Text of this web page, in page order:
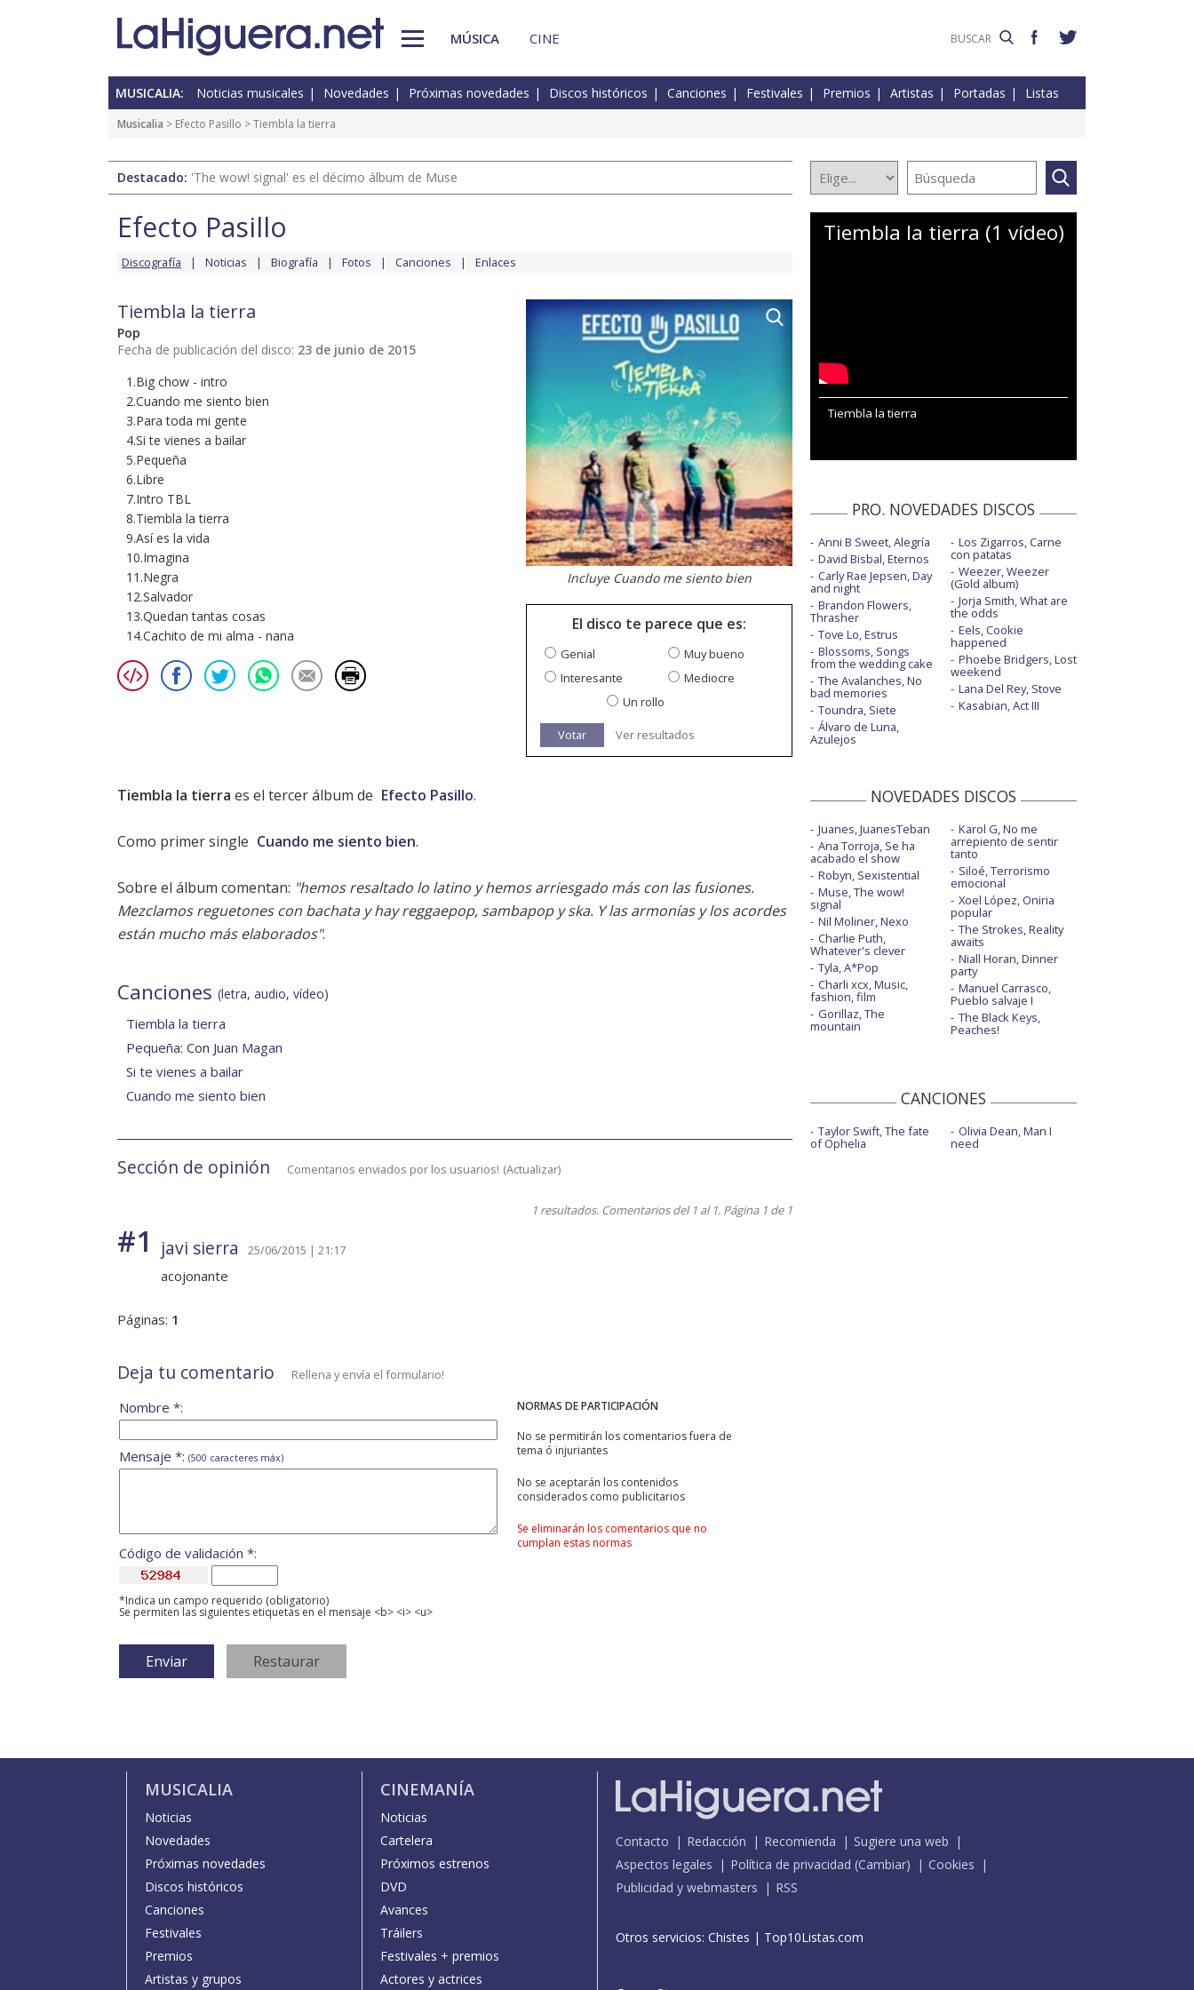
MÚSICA CINE
MUSICALIA: Noticias musicales Novedades Próximas novedades Discos históricos Canciones Festivales Premios Artistas Portadas Listas
Musicalia > Efecto Pasillo > Tiembla la tierra
Destacado: 'The wow! signal' es el décimo álbum de Muse
Efecto Pasillo
Discografía Noticias Biografía Fotos Canciones Enlaces
Tiembla la tierra
Pop
Fecha de publicación del disco: 23 de junio de 2015
1.Big chow - intro
2.Cuando me siento bien
3.Para toda mi gente
4.Si te vienes a bailar
5.Pequeña
6.Libre
7.Intro TBL
8.Tiembla la tierra
9.Así es la vida
10.Imagina
11.Negra
12.Salvador
13.Quedan tantas cosas
14.Cachito de mi alma - nana
Incluye Cuando me siento bien
El disco te parece que es:
Genial
Muy bueno
Interesante
Mediocre
Un rollo
Votar Ver resultados
Tiembla la tierra es el tercer álbum de Efecto Pasillo.
Como primer single Cuando me siento bien.
Sobre el álbum comentan: "hemos resaltado lo latino y hemos arriesgado más con las fusiones.
Mezclamos reguetones con bachata y hay reggaepop, sambapop y ska. Y las armonías y los acordes
están mucho más elaborados".
Canciones (letra, audio, vídeo)
Tiembla la tierra
Pequeña: Con Juan Magan
Si te vienes a bailar
Cuando me siento bien
Sección de opinión Comentarios enviados por los usuarios! (Actualizar)
1 resultados. Comentarios del 1 al 1. Página 1 de 1
#1 javi sierra 25/06/2015 | 21:17
acojonante
Páginas: 1
Deja tu comentario Rellena y envía el formulario!
NORMAS DE PARTICIPACIÓN
No se permitirán los comentarios fuera de
tema ó injuriantes
No se aceptarán los contenidos
considerados como publicitarios
Se eliminarán los comentarios que no
cumplan estas normas
Nombre *:
Mensaje *: (500 caracteres máx)
Código de validación *:
*Indica un campo requerido (obligatorio)
Se permiten las siguientes etiquetas en el mensaje <b> <i> <u>
Tiembla la tierra (1 vídeo)
Tiembla la tierra
PRO. NOVEDADES DISCOS
Anni B Sweet, Alegría
David Bisbal, Eternos
Carly Rae Jepsen, Day
and night
Brandon Flowers,
Thrasher
Tove Lo, Estrus
Blossoms, Songs
from the wedding cake
The Avalanches, No
bad memories
Toundra, Siete
Álvaro de Luna,
Azulejos
Los Zigarros, Carne
con patatas
Weezer, Weezer
(Gold album)
Jorja Smith, What are
the odds
Eels, Cookie
happened
Phoebe Bridgers, Lost
weekend
Lana Del Rey, Stove
Kasabian, Act III
NOVEDADES DISCOS
Juanes, JuanesTeban
Ana Torroja, Se ha
acabado el show
Robyn, Sexistential
Muse, The wow!
signal
Nil Moliner, Nexo
Charlie Puth,
Whatever's clever
Tyla, A*Pop
Charli xcx, Music,
fashion, film
Gorillaz, The
mountain
Karol G, No me
arrepiento de sentir
tanto
Siloé, Terrorismo
emocional
Xoel López, Oniria
popular
The Strokes, Reality
awaits
Niall Horan, Dinner
party
Manuel Carrasco,
Pueblo salvaje I
The Black Keys,
Peaches!
CANCIONES
Taylor Swift, The fate
of Ophelia
Olivia Dean, Man I
need
MUSICALIA
Noticias
Novedades
Próximas novedades
Discos históricos
Canciones
Festivales
Premios
Artistas y grupos
CINEMANÍA
Noticias
Cartelera
Próximos estrenos
DVD
Avances
Tráilers
Festivales + premios
Actores y actrices
Contacto Redacción Recomienda
Sugiere una web
Aspectos legales
Política de privacidad (Cambiar)
Cookies
Publicidad y webmasters
RSS
Otros servicios: Chistes | Top10Listas.com